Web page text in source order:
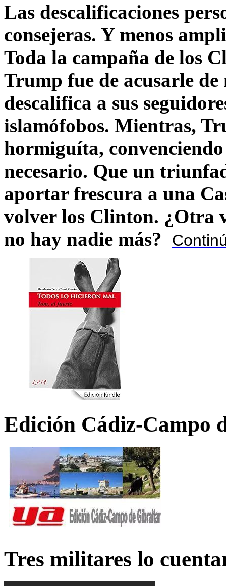
Las descalificaciones
consejeras. Y menos
Toda la campaña de los
Trump fue de acusarle
descalifica a sus
islamófobos. Mientras,
hormiguíta,
necesario. Que un
aportar frescura a una
volver los Clinton. ¿Otra
no hay nadie más?
Edición Cádiz-Campo
Tres militares lo